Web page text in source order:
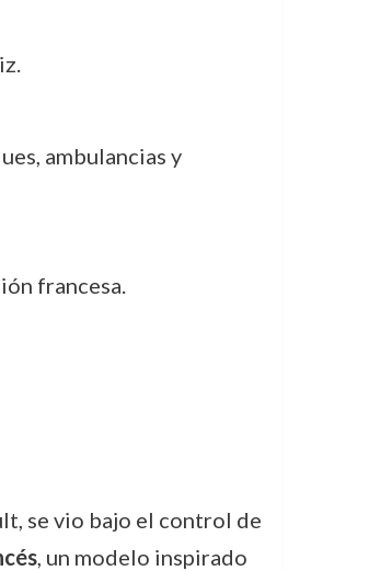
ambulancias y
francesa.
se vio bajo el control de
, un modelo inspirado